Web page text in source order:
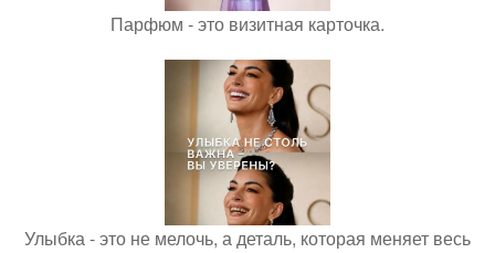
Парфюм - это визитная карточка.
Улыбка - это не мелочь, а деталь, которая меняет весь